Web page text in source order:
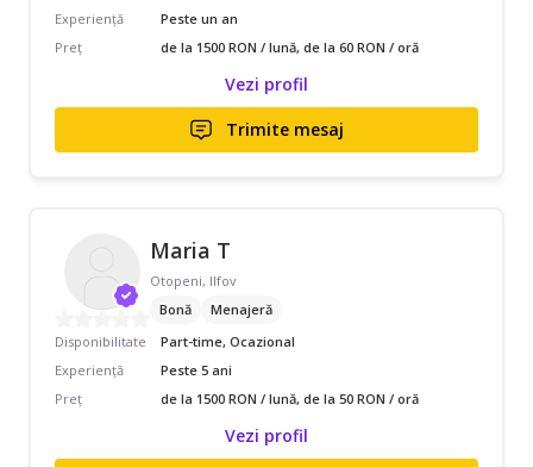
Experiență
Peste un an
Preț
de la 1500 RON / lună, de la 60 RON / oră
Vezi profil
Trimite mesaj
Maria T
Otopeni, Ilfov
Bonă
Menajeră
Disponibilitate
Part-time, Ocazional
Experiență
Peste 5 ani
Preț
de la 1500 RON / lună, de la 50 RON / oră
Vezi profil